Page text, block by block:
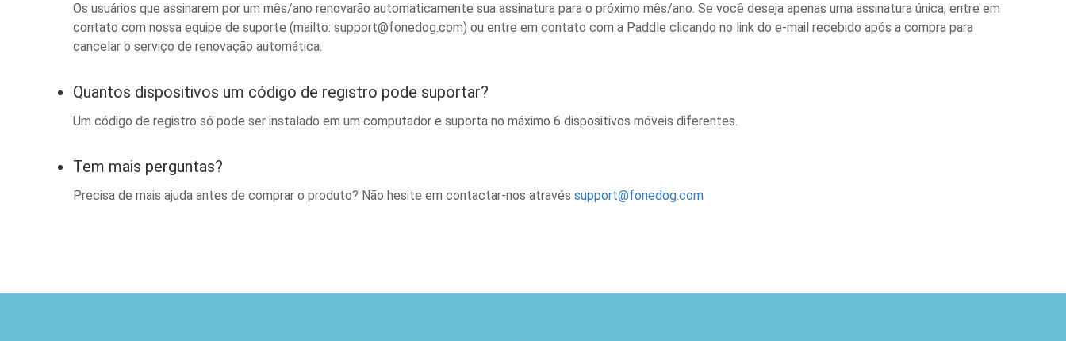
Os usuários que assinarem por um mês/ano renovarão automaticamente sua assinatura para o próximo mês/ano. Se você deseja apenas uma assinatura única, entre em
contato com nossa equipe de suporte (mailto: support@fonedog.com) ou entre em contato com a Paddle clicando no link do e-mail recebido após a compra para
cancelar o serviço de renovação automática.
Quantos dispositivos um código de registro pode suportar?
Um código de registro só pode ser instalado em um computador e suporta no máximo 6 dispositivos móveis diferentes.
Tem mais perguntas?
Precisa de mais ajuda antes de comprar o produto? Não hesite em contactar-nos através support@fonedog.com